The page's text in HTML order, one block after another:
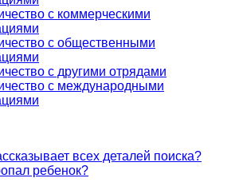
с коммерческими
с общественными
с другими отрядами
с международными
всех деталей поиска?
ребенок?